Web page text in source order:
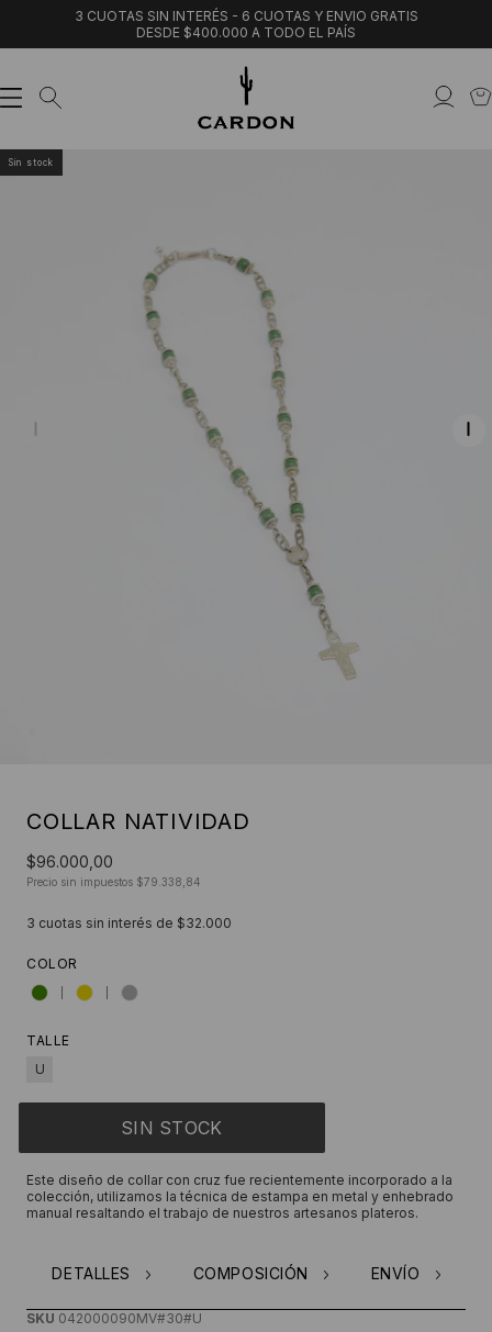
3 CUOTAS SIN INTERÉS - 6 CUOTAS Y ENVIO GRATIS
DESDE $400.000 A TODO EL PAÍS
Sin stock
COLLAR NATIVIDAD
$96.000,00
Precio sin impuestos $79.338,84
3 cuotas sin interés de $32.000
COLOR
TALLE
U
Este diseño de collar con cruz fue recientemente incorporado a la
colección, utilizamos la técnica de estampa en metal y enhebrado
manual resaltando el trabajo de nuestros artesanos plateros.
DETALLES COMPOSICIÓN ENVÍO
SKU 042000090MV#30#U